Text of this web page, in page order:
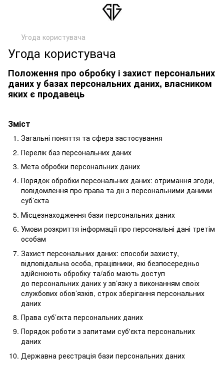
Угода користувача
Угода користувача
Положення про обробку і захист персональних
даних у базах персональних даних, власником
яких є продавець
Зміст
Загальні поняття та сфера застосування
Перелік баз персональних даних
Мета обробки персональних даних
Порядок обробки персональних даних: отримання згоди,
повідомлення про права та дії з персональними даними
суб’єкта
Місцезнаходження бази персональних даних
Умови розкриття інформації про персональні дані третім
особам
Захист персональних даних: способи захисту,
відповідальна особа, працівники, які безпосередньо
здійснюють обробку та/або мають доступ
до персональних даних у зв’язку з виконанням своїх
службових обов’язків, строк зберігання персональних
даних
Права суб’єкта персональних даних
Порядок роботи з запитами суб'єкта персональних
даних
Державна реєстрація бази персональних даних